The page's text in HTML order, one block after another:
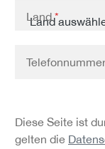
Land*
Telefonnummer
Diese Seite ist
gelten die